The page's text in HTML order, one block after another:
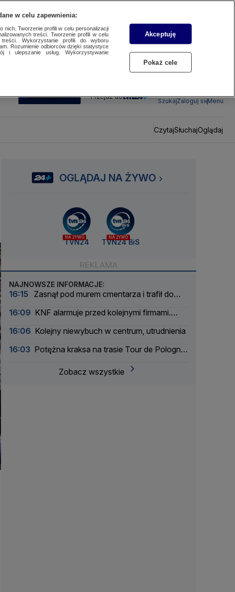
SUBSKRYBUJ Przejdź do
SzukajZaloguj sięMenu
CzytajSłuchajOglądaj
OGLĄDAJ NA ŻYWO
NA ŻYWO
TVN24
NA ŻYWO
TVN24 BiS
NAJNOWSZE INFORMACJE:
16:15
Zasnął pod murem cmentarza i trafił do
16:09 KNF alarmuje przed kolejnymi firmami.
16:06 Kolejny niewybuch w centrum, utrudnienia
16:03 Potężna kraksa na trasie Tour de Pologne.
Zobacz wszystkie
w celu zapewnienia:
nich. Tworzenie profili w celu personalizacji
treści. Tworzenie profili w celu
treści. Wykorzystanie profili do wyboru
Rozumienie odbiorców dzięki statystyce
i ulepszanie usług. Wykorzystywanie
Akceptuję
Pokaż cele